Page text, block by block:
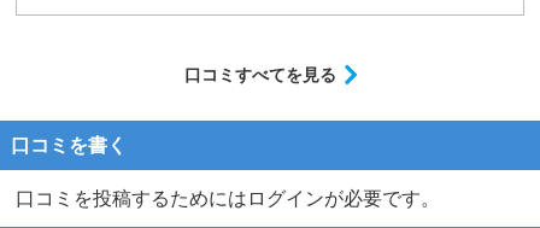
口コミすべてを見る
口コミを書く
口コミを投稿するためにはログインが必要です。